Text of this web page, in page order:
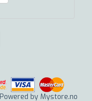
Powered by Mystore.no